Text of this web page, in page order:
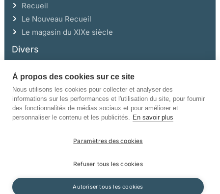
Recueil
Le Nouveau Recueil
Le magasin du XIXe siècle
Divers
Ce site a été réalisé avec l’aide de la Région Auvergne Rhône-Alpes et de la
Drac Rhône-Alpes.
©Champ Vallon. Tous droits réservés.
Mentions légalesPolitique de confidentialité
À propos des cookies sur ce site
Nous utilisons les cookies pour collecter et analyser des
informations sur les performances et l'utilisation du site, pour fournir
des fonctionnalités de médias sociaux et pour améliorer et
personnaliser le contenu et les publicités. En savoir plus
Paramètres des cookies
Refuser tous les cookies
Autoriser tous les cookies